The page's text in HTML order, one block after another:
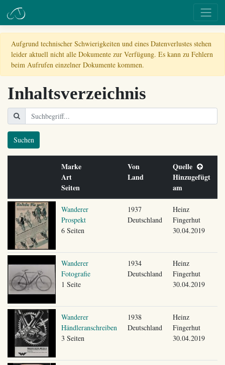
Aufgrund technischer Schwierigkeiten und eines Datenverlustes stehen
leider aktuell nicht alle Dokumente zur Verfügung. Es kann zu Fehlern
beim Aufrufen einzelner Dokumente kommen.
Inhaltsverzeichnis
Suchen
Marke
Art
Seiten
Von
Land
Quelle
Hinzugefügt
am
Wanderer
Prospekt
6 Seiten
1937
Deutschland
Heinz
Fingerhut
30.04.2019
Wanderer
Fotografie
1 Seite
1934
Deutschland
Heinz
Fingerhut
30.04.2019
Wanderer
Händleranschreiben
3 Seiten
1938
Deutschland
Heinz
Fingerhut
30.04.2019